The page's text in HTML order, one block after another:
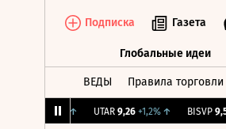
Подписка Газета
Глобальные идеи
ВЕДЫ Правила торговли
UTAR 9,26 +1,2%↑ BISVP 9,52